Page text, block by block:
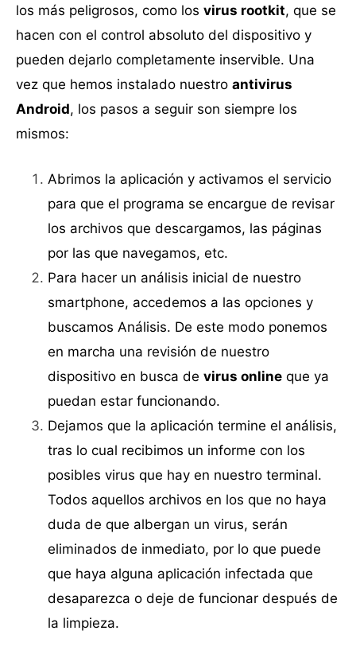
los más peligrosos, como los virus rootkit, que se
hacen con el control absoluto del dispositivo y
pueden dejarlo completamente inservible. Una
vez que hemos instalado nuestro antivirus
Android, los pasos a seguir son siempre los
mismos:
Abrimos la aplicación y activamos el servicio
para que el programa se encargue de revisar
los archivos que descargamos, las páginas
por las que navegamos, etc.
Para hacer un análisis inicial de nuestro
smartphone, accedemos a las opciones y
buscamos Análisis. De este modo ponemos
en marcha una revisión de nuestro
dispositivo en busca de virus online que ya
puedan estar funcionando.
Dejamos que la aplicación termine el análisis,
tras lo cual recibimos un informe con los
posibles virus que hay en nuestro terminal.
Todos aquellos archivos en los que no haya
duda de que albergan un virus, serán
eliminados de inmediato, por lo que puede
que haya alguna aplicación infectada que
desaparezca o deje de funcionar después de
la limpieza.